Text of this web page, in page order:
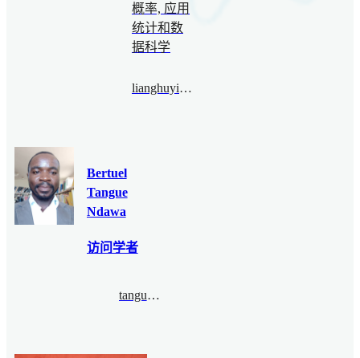
概率, 应用
统计和数
据科学
lianghuyile@imnu.edu.cn
Bertuel
Tangue
Ndawa
访问学者
tangue.bertuel@ihes.fr